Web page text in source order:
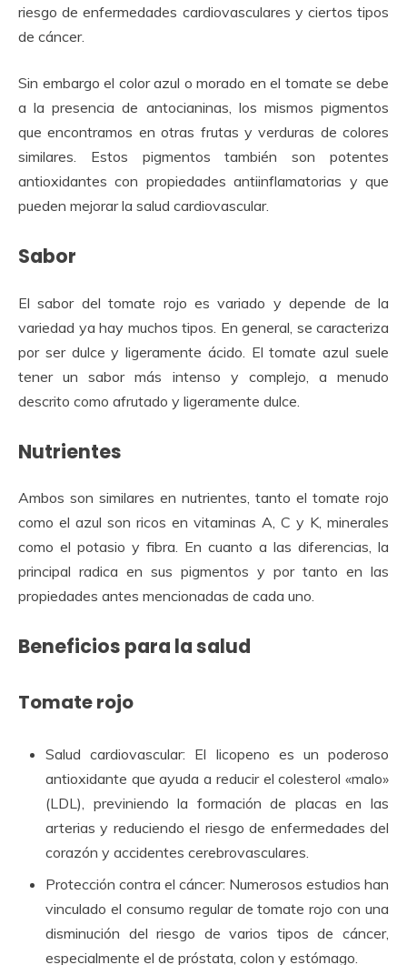
riesgo de enfermedades cardiovasculares y ciertos tipos
de cáncer.
Sin embargo el color azul o morado en el tomate se debe
a la presencia de antocianinas, los mismos pigmentos
que encontramos en otras frutas y verduras de colores
similares. Estos pigmentos también son potentes
antioxidantes con propiedades antiinflamatorias y que
pueden mejorar la salud cardiovascular.
Sabor
El sabor del tomate rojo es variado y depende de la
variedad ya hay muchos tipos. En general, se caracteriza
por ser dulce y ligeramente ácido. El tomate azul suele
tener un sabor más intenso y complejo, a menudo
descrito como afrutado y ligeramente dulce.
Nutrientes
Ambos son similares en nutrientes, tanto el tomate rojo
como el azul son ricos en vitaminas A, C y K, minerales
como el potasio y fibra. En cuanto a las diferencias, la
principal radica en sus pigmentos y por tanto en las
propiedades antes mencionadas de cada uno.
Beneficios para la salud
Tomate rojo
Salud cardiovascular: El licopeno es un poderoso
antioxidante que ayuda a reducir el colesterol «malo»
(LDL), previniendo la formación de placas en las
arterias y reduciendo el riesgo de enfermedades del
corazón y accidentes cerebrovasculares.
Protección contra el cáncer: Numerosos estudios han
vinculado el consumo regular de tomate rojo con una
disminución del riesgo de varios tipos de cáncer,
especialmente el de próstata, colon y estómago.